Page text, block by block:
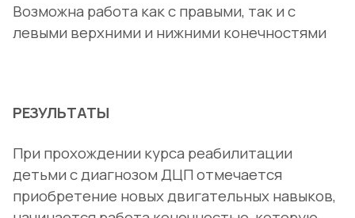
Возможна работа как с правыми, так и с
левыми верхними и нижними конечностями
РЕЗУЛЬТАТЫ
При прохождении курса реабилитации
детьми с диагнозом ДЦП отмечается
приобретение новых двигательных навыков,